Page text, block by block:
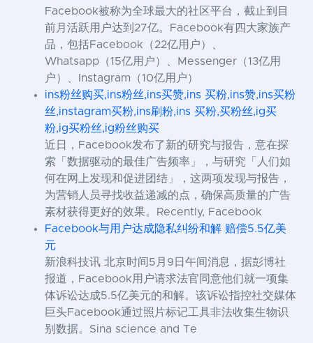
Facebook被称为全球最大的社区平台，截止到目
前月活跃用户达到27亿。Facebook有四大家族产
品，包括Facebook（22亿用户）、
Whatsapp（15亿用户）、Messenger（13亿用
户）、Instagram（10亿用户）
ins粉丝购买,ins粉丝,ins买赞,ins 买粉,ins赞,ins买粉
丝,instagram买粉,ins刷粉,ins 买粉,买粉丝,ig买
粉,ig买粉丝,ig粉丝购买
近日，Facebook发布了新的研究与报告，意在探
索「数据驱动的最佳广告频率」，与研究「人们如
何在网上发现和促进团结」，这两项发现与报告，
为营销人员寻找收益递减的点，确保高质量的广告
素材获得更好的效果。Recently, Facebook
Facebook与用户达成隐私纠纷和解 赔偿5.5亿美
元
新浪科技讯 北京时间5月9日午间消息，据彭博社
报道，Facebook用户请求法官同意他们就一项集
体诉讼达成5.5亿美元的和解。该诉讼指控社交媒体
巨头Facebook通过照片标记工具非法收集生物识
别数据。Sina science and Te